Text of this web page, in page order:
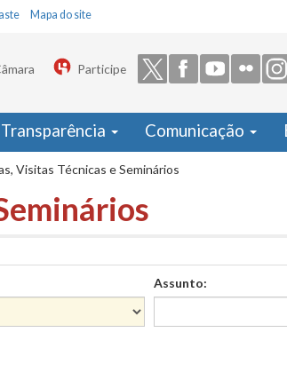
Mapa do site
Participe
Transparência Comunicação
Visitas Técnicas e Seminários
Assunto: